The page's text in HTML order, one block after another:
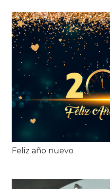
Feliz año nuevo